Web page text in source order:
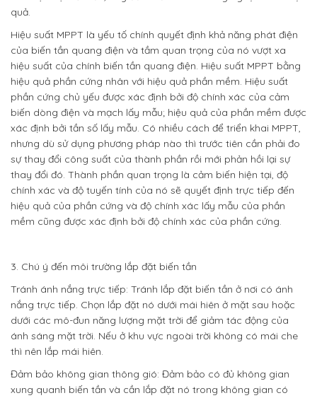
quả.
Hiệu suất MPPT là yếu tố chính quyết định khả năng phát điện
của biến tần quang điện và tầm quan trọng của nó vượt xa
hiệu suất của chính biến tần quang điện. Hiệu suất MPPT bằng
hiệu quả phần cứng nhân với hiệu quả phần mềm. Hiệu suất
phần cứng chủ yếu được xác định bởi độ chính xác của cảm
biến dòng điện và mạch lấy mẫu; hiệu quả của phần mềm được
xác định bởi tần số lấy mẫu. Có nhiều cách để triển khai MPPT,
nhưng dù sử dụng phương pháp nào thì trước tiên cần phải đo
sự thay đổi công suất của thành phần rồi mới phản hồi lại sự
thay đổi đó. Thành phần quan trọng là cảm biến hiện tại, độ
chính xác và độ tuyến tính của nó sẽ quyết định trực tiếp đến
hiệu quả của phần cứng và độ chính xác lấy mẫu của phần
mềm cũng được xác định bởi độ chính xác của phần cứng.
3. Chú ý đến môi trường lắp đặt biến tần
Tránh ánh nắng trực tiếp: Tránh lắp đặt biến tần ở nơi có ánh
nắng trực tiếp. Chọn lắp đặt nó dưới mái hiên ở mặt sau hoặc
dưới các mô-đun năng lượng mặt trời để giảm tác động của
ánh sáng mặt trời. Nếu ở khu vực ngoài trời không có mái che
thì nên lắp mái hiên.
Đảm bảo không gian thông gió: Đảm bảo có đủ không gian
xung quanh biến tần và cần lắp đặt nó trong không gian có